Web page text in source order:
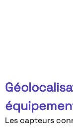
Les capteurs